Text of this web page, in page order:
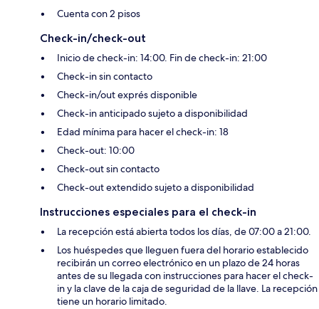
Cuenta con 2 pisos
Check-in/check-out
Inicio de check-in: 14:00. Fin de check-in: 21:00
Check-in sin contacto
Check-in/out exprés disponible
Check-in anticipado sujeto a disponibilidad
Edad mínima para hacer el check-in: 18
Check-out: 10:00
Check-out sin contacto
Check-out extendido sujeto a disponibilidad
Instrucciones especiales para el check-in
La recepción está abierta todos los días, de 07:00 a 21:00.
Los huéspedes que lleguen fuera del horario establecido
recibirán un correo electrónico en un plazo de 24 horas
antes de su llegada con instrucciones para hacer el check-
in y la clave de la caja de seguridad de la llave. La recepción
tiene un horario limitado.